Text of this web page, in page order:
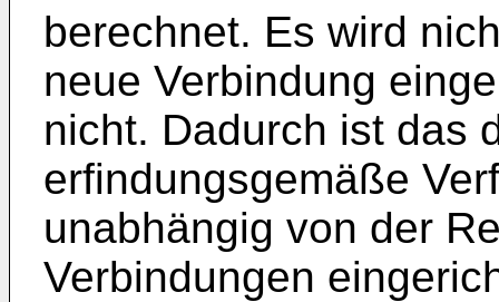
berechnet. Es wird
neue Verbindung
nicht. Dadurch ist das
erfindungsgemäße
unabhängig von der
Verbindungen